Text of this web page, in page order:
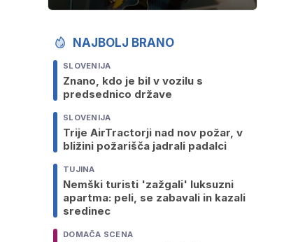
NAJBOLJ BRANO
SLOVENIJA
Znano, kdo je bil v vozilu s
predsednico države
SLOVENIJA
Trije AirTractorji nad nov požar, v
bližini požarišča jadrali padalci
TUJINA
Nemški turisti 'zažgali' luksuzni
apartma: peli, se zabavali in kazali
sredinec
DOMAČA SCENA